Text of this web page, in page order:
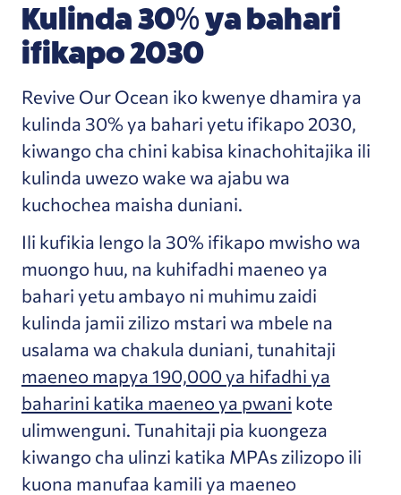
Kulinda 30% ya bahari
ifikapo 2030
Revive Our Ocean iko kwenye dhamira ya
kulinda 30% ya bahari yetu ifikapo 2030,
kiwango cha chini kabisa kinachohitajika ili
kulinda uwezo wake wa ajabu wa
kuchochea maisha duniani.
Ili kufikia lengo la 30% ifikapo mwisho wa
muongo huu, na kuhifadhi maeneo ya
bahari yetu ambayo ni muhimu zaidi
kulinda jamii zilizo mstari wa mbele na
usalama wa chakula duniani, tunahitaji
maeneo mapya 190,000 ya hifadhi ya
baharini katika maeneo ya pwani kote
ulimwenguni. Tunahitaji pia kuongeza
kiwango cha ulinzi katika MPAs zilizopo ili
kuona manufaa kamili ya maeneo